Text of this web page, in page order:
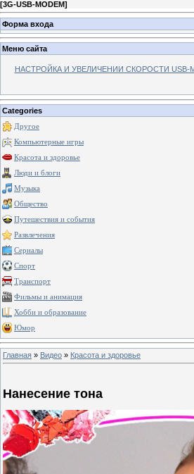
[3G-USB-MODEM]
Форма входа
Меню сайта
НАСТРОЙКА И УВЕЛИЧЕНИИ СКОРОСТИ
Categories
Другое
Компьютерные игры
Красота и здоровье
Люди и блоги
Музыка
Общество
Путешествия и события
Развлечения
Сериалы
Спорт
Транспорт
Фильмы и анимация
Хобби и образование
Юмор
Главная » Видео » Красота и здоровье
Нанесение тона